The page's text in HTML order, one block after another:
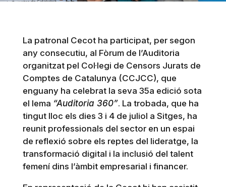
La patronal Cecot ha participat, per segon
any consecutiu, al Fòrum de l’Auditoria
organitzat pel Col·legi de Censors Jurats de
Comptes de Catalunya (CCJCC), que
enguany ha celebrat la seva 35a edició sota
el lema “Auditoria 360”. La trobada, que ha
tingut lloc els dies 3 i 4 de juliol a Sitges, ha
reunit professionals del sector en un espai
de reflexió sobre els reptes del lideratge, la
transformació digital i la inclusió del talent
femení dins l’àmbit empresarial i financer.